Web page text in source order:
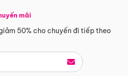
mãi
50% cho chuyến đi tiếp theo